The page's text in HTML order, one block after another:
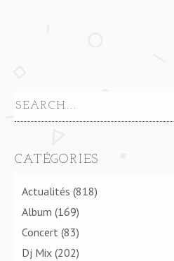
CATÉGORIES
Actualités (818)
Album (169)
Concert (83)
Dj Mix (202)